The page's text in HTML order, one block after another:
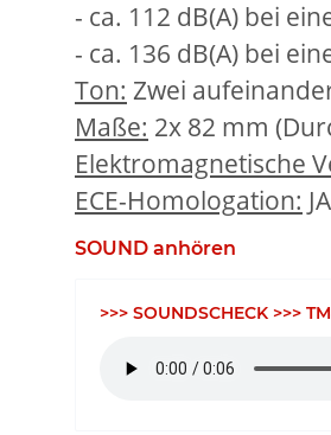
- ca. 112 dB(A) bei
- ca. 136 dB(A) bei
Ton: Zwei
Maße: 2x 82 mm
Elektromagnetische
ECE-Homologation: JA
SOUND anhören
>>> SOUNDSCHECK >>>